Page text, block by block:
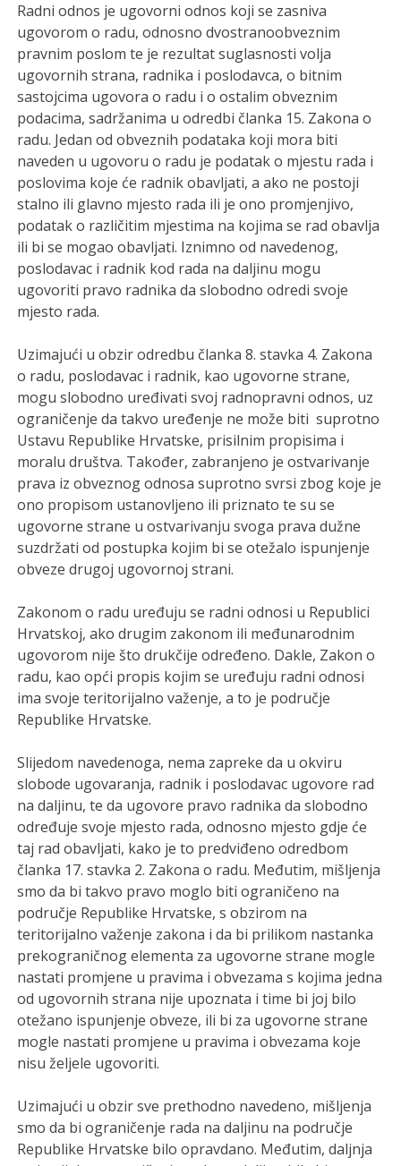
Radni odnos je ugovorni odnos koji se zasniva
ugovorom o radu, odnosno dvostranoobveznim
pravnim poslom te je rezultat suglasnosti volja
ugovornih strana, radnika i poslodavca, o bitnim
sastojcima ugovora o radu i o ostalim obveznim
podacima, sadržanima u odredbi članka 15. Zakona o
radu. Jedan od obveznih podataka koji mora biti
naveden u ugovoru o radu je podatak o mjestu rada i
poslovima koje će radnik obavljati, a ako ne postoji
stalno ili glavno mjesto rada ili je ono promjenjivo,
podatak o različitim mjestima na kojima se rad obavlja
ili bi se mogao obavljati. Iznimno od navedenog,
poslodavac i radnik kod rada na daljinu mogu
ugovoriti pravo radnika da slobodno odredi svoje
mjesto rada.
Uzimajući u obzir odredbu članka 8. stavka 4. Zakona
o radu, poslodavac i radnik, kao ugovorne strane,
mogu slobodno uređivati svoj radnopravni odnos, uz
ograničenje da takvo uređenje ne može biti suprotno
Ustavu Republike Hrvatske, prisilnim propisima i
moralu društva. Također, zabranjeno je ostvarivanje
prava iz obveznog odnosa suprotno svrsi zbog koje je
ono propisom ustanovljeno ili priznato te su se
ugovorne strane u ostvarivanju svoga prava dužne
suzdržati od postupka kojim bi se otežalo ispunjenje
obveze drugoj ugovornoj strani.
Zakonom o radu uređuju se radni odnosi u Republici
Hrvatskoj, ako drugim zakonom ili međunarodnim
ugovorom nije što drukčije određeno. Dakle, Zakon o
radu, kao opći propis kojim se uređuju radni odnosi
ima svoje teritorijalno važenje, a to je područje
Republike Hrvatske.
Slijedom navedenoga, nema zapreke da u okviru
slobode ugovaranja, radnik i poslodavac ugovore rad
na daljinu, te da ugovore pravo radnika da slobodno
određuje svoje mjesto rada, odnosno mjesto gdje će
taj rad obavljati, kako je to predviđeno odredbom
članka 17. stavka 2. Zakona o radu. Međutim, mišljenja
smo da bi takvo pravo moglo biti ograničeno na
područje Republike Hrvatske, s obzirom na
teritorijalno važenje zakona i da bi prilikom nastanka
prekograničnog elementa za ugovorne strane mogle
nastati promjene u pravima i obvezama s kojima jedna
od ugovornih strana nije upoznata i time bi joj bilo
otežano ispunjenje obveze, ili bi za ugovorne strane
mogle nastati promjene u pravima i obvezama koje
nisu željele ugovoriti.
Uzimajući u obzir sve prethodno navedeno, mišljenja
smo da bi ograničenje rada na daljinu na područje
Republike Hrvatske bilo opravdano. Međutim, daljnja